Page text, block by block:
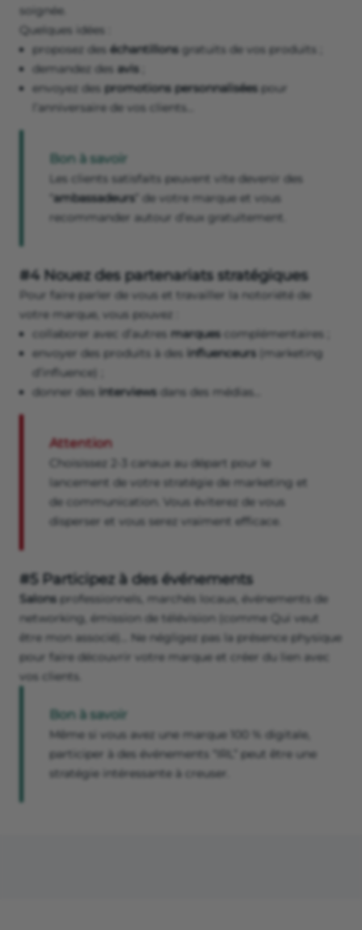
soignée.
Quelques idées :
proposez des échantillons gratuits de vos produits ;
demandez des avis
envoyez des promotions personnalisées pour
l’anniversaire de vos clients…
Bon à savoir
Les clients satisfaits peuvent vite devenir des
ambassadeurs ” de votre marque et vous
recommander autour d’eux gratuitement.
#4 Nouez des partenariats stratégiques
Pour faire parler de vous et travailler la notoriété de
votre marque, vous pouvez :
collaborer avec d’autres marques complémentaires ;
envoyer des produits à des influenceurs (marketing
d’influence) ;
donner des interviews dans des médias...
Attention
Choisissez 2-3 canaux au départ pour le
lancement de votre stratégie de marketing et
de communication. Vous éviterez de vous
disperser et vous serez vraiment efficace.
#5 Participez à des événements
Salons professionnels, marchés locaux, événements de
networking, émission de télévision (comme Qui veut
être mon associé)... Ne négligez pas la présence physique
pour faire découvrir votre marque et créer du lien avec
vos clients.
Bon à savoir
Même si vous avez une marque 100 % digitale,
participer à des événements “IRL” peut être une
stratégie intéressante à creuser.